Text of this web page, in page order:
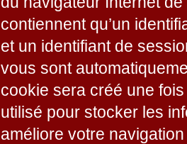
contiennent qu’un
et un identifiant de
vous sont
cookie sera créé une
utilisé pour stocker les
améliore votre